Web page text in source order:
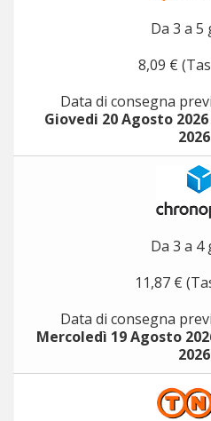
Da 3 a 5
8,09 €
Data di consegna
Giovedi 20 Agosto 2026
2026
Da 3 a 4
11,87 €
Data di consegna
Mercoledì 19 Agosto
2026